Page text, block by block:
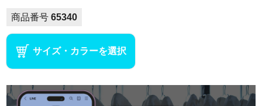
商品番号 65340
サイズ・カラーを選択